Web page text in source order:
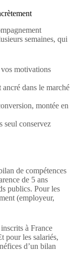
semaines, qui
motivations
ancré dans le marché
montée en
seul conservez
de compétences
de 5 ans
publics. Pour les
(employeur,
à France
pour les salariés,
d’un bilan